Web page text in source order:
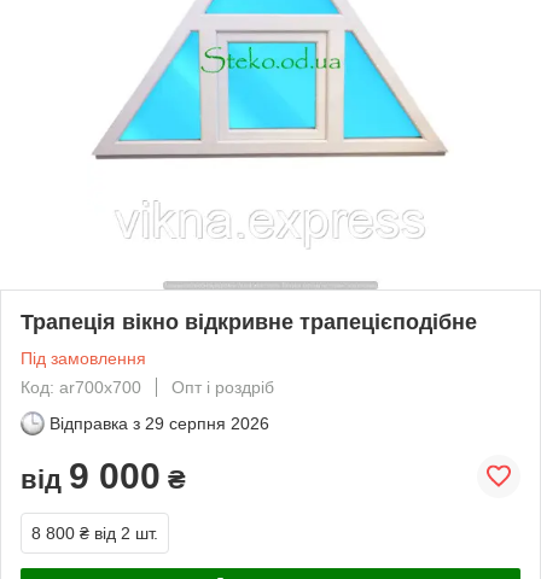
Трапеція вікно відкривне трапецієподібне
Під замовлення
Код: ar700x700
Опт і роздріб
Відправка з 29 серпня 2026
від 9 000 ₴
8 800 ₴ від 2 шт.